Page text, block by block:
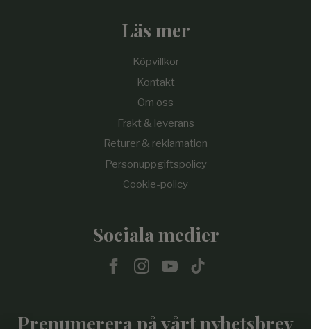
Läs mer
Köpvillkor
Kontakt
Om oss
Frakt & leverans
Returer & reklamation
Personuppgiftspolicy
Cookie-policy
Sociala medier
Prenumerera på vårt nyhetsbrev